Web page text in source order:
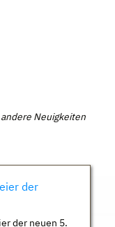
Neuigkeiten
der
der neuen 5.